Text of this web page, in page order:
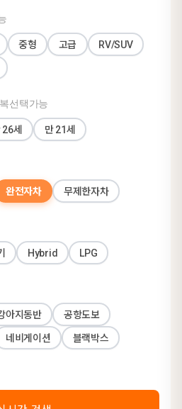
중형 고급 RV/SUV
선택가능
26세 만 21세
완전자차 무제한자차
Hybrid LPG
아지동반 공항도보
네비게이션 블랙박스